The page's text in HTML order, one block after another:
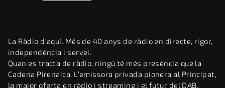
La Ràdio d’aquí. Més de 40 anys de ràdio en directe, rigor,
independència i servei.
Quan es tracta de ràdio, ningú té més presència que la
Cadena Pirenaica. L’emissora privada pionera al Principat,
la major oferta en ràdio i streaming i el futur del DAB.